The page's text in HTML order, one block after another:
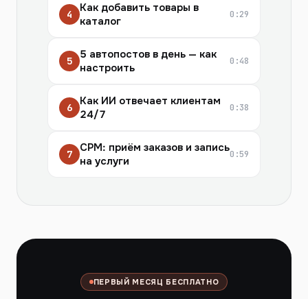
4
Как добавить товары в
каталог
0:29
5
5 автопостов в день — как
настроить
0:48
6
Как ИИ отвечает клиентам
24/7
0:38
7
СРМ: приём заказов и запись
на услуги
0:59
ПЕРВЫЙ МЕСЯЦ БЕСПЛАТНО